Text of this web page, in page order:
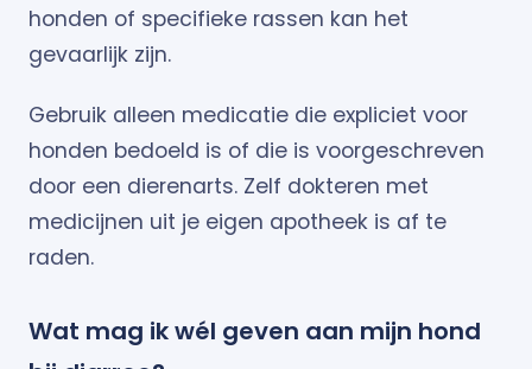
honden of specifieke rassen kan het
gevaarlijk zijn.
Gebruik alleen medicatie die expliciet voor
honden bedoeld is of die is voorgeschreven
door een dierenarts. Zelf dokteren met
medicijnen uit je eigen apotheek is af te
raden.
Wat mag ik wél geven aan mijn hond